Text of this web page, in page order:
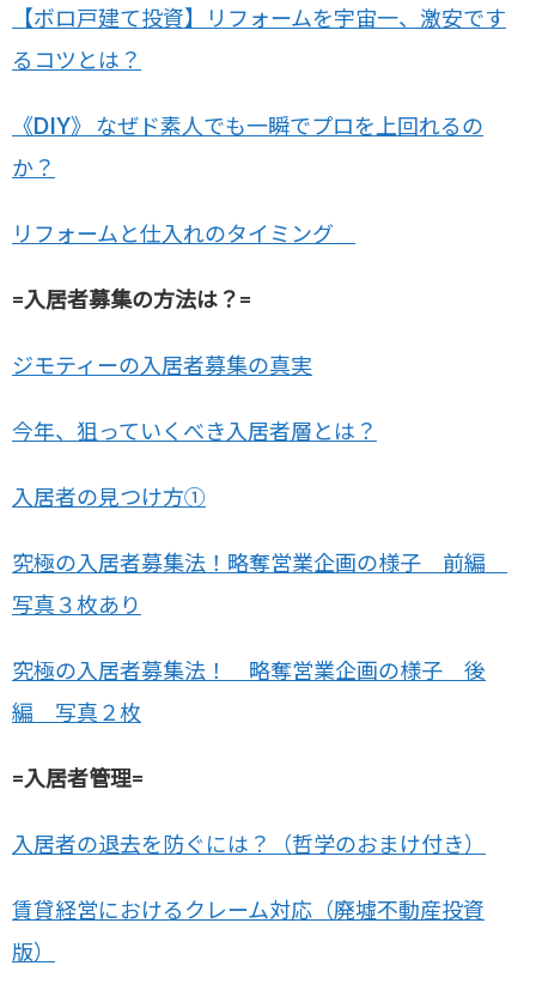
【ボロ戸建て投資】リフォームを宇宙一、激安です
るコツとは？
《DIY》 なぜド素人でも一瞬でプロを上回れるの
か？
リフォームと仕入れのタイミング
=入居者募集の方法は？=
ジモティーの入居者募集の真実
今年、狙っていくべき入居者層とは？
入居者の見つけ方①
究極の入居者募集法！略奪営業企画の様子 前編
写真３枚あり
究極の入居者募集法！ 略奪営業企画の様子 後
編 写真２枚
=入居者管理=
入居者の退去を防ぐには？（哲学のおまけ付き）
賃貸経営におけるクレーム対応（廃墟不動産投資
版）